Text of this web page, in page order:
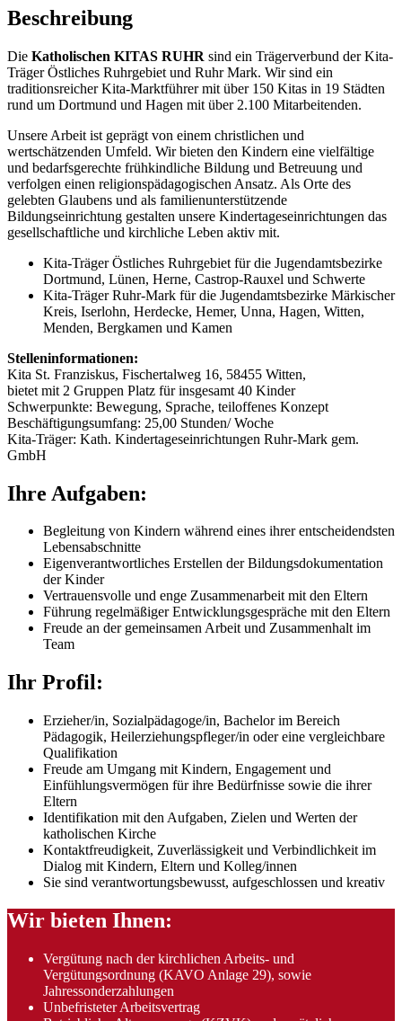
Beschreibung
Die Katholischen KITAS RUHR sind ein Trägerverbund der Kita-
Träger Östliches Ruhrgebiet und Ruhr Mark. Wir sind ein
traditionsreicher Kita-Marktführer mit über 150 Kitas in 19 Städten
rund um Dortmund und Hagen mit über 2.100 Mitarbeitenden.
Unsere Arbeit ist geprägt von einem christlichen und
wertschätzenden Umfeld. Wir bieten den Kindern eine vielfältige
und bedarfsgerechte frühkindliche Bildung und Betreuung und
verfolgen einen religionspädagogischen Ansatz. Als Orte des
gelebten Glaubens und als familienunterstützende
Bildungseinrichtung gestalten unsere Kindertageseinrichtungen das
gesellschaftliche und kirchliche Leben aktiv mit.
Kita-Träger Östliches Ruhrgebiet für die Jugendamtsbezirke
Dortmund, Lünen, Herne, Castrop-Rauxel und Schwerte
Kita-Träger Ruhr-Mark für die Jugendamtsbezirke Märkischer
Kreis, Iserlohn, Herdecke, Hemer, Unna, Hagen, Witten,
Menden, Bergkamen und Kamen
Stelleninformationen:
Kita St. Franziskus, Fischertalweg 16, 58455 Witten,
bietet mit 2 Gruppen Platz für insgesamt 40 Kinder
Schwerpunkte: Bewegung, Sprache, teiloffenes Konzept
Beschäftigungsumfang: 25,00 Stunden/ Woche
Kita-Träger: Kath. Kindertageseinrichtungen Ruhr-Mark gem.
GmbH
Ihre Aufgaben:
Begleitung von Kindern während eines ihrer entscheidendsten
Lebensabschnitte
Eigenverantwortliches Erstellen der Bildungsdokumentation
der Kinder
Vertrauensvolle und enge Zusammenarbeit mit den Eltern
Führung regelmäßiger Entwicklungsgespräche mit den Eltern
Freude an der gemeinsamen Arbeit und Zusammenhalt im
Team
Ihr Profil:
Erzieher/in, Sozialpädagoge/in, Bachelor im Bereich
Pädagogik, Heilerziehungspfleger/in oder eine vergleichbare
Qualifikation
Freude am Umgang mit Kindern, Engagement und
Einfühlungsvermögen für ihre Bedürfnisse sowie die ihrer
Eltern
Identifikation mit den Aufgaben, Zielen und Werten der
katholischen Kirche
Kontaktfreudigkeit, Zuverlässigkeit und Verbindlichkeit im
Dialog mit Kindern, Eltern und Kolleg/innen
Sie sind verantwortungsbewusst, aufgeschlossen und kreativ
Wir bieten Ihnen:
Vergütung nach der kirchlichen Arbeits- und
Vergütungsordnung (KAVO Anlage 29), sowie
Jahressonderzahlungen
Unbefristeter Arbeitsvertrag